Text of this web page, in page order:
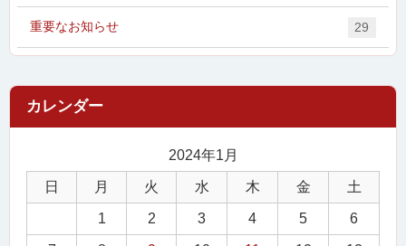
重要なお知らせ 29
2024年1月
日 月 火 水 木 金 土
1 2 3 4 5 6